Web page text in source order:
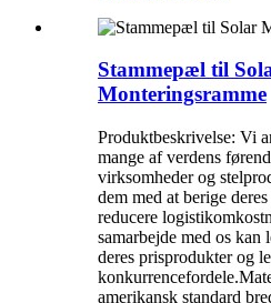
Stammepæl til
Monteringsramme
Produktbeskrivelse: Vi
mange af verdens
virksomheder og
dem med at berige
reducere
samarbejde med os kan
deres prisprodukter og
amerikansk standard